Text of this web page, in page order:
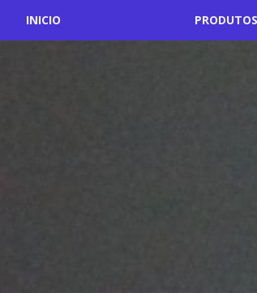
INICIO PRODUTOS